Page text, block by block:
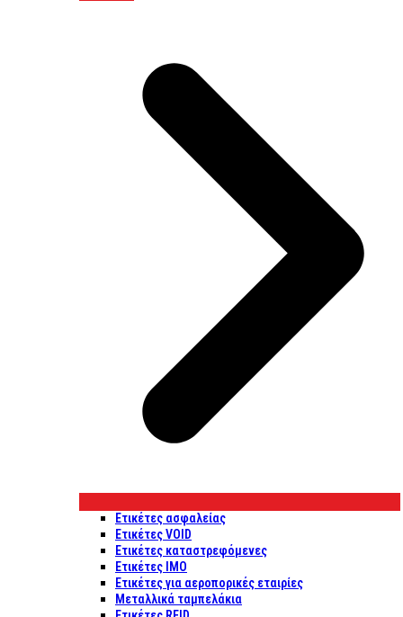
Ετικέτες ασφαλείας
Ετικέτες VOID
Ετικέτες καταστρεφόμενες
Ετικέτες IMO
Ετικέτες για αεροπορικές εταιρίες
Μεταλλικά ταμπελάκια